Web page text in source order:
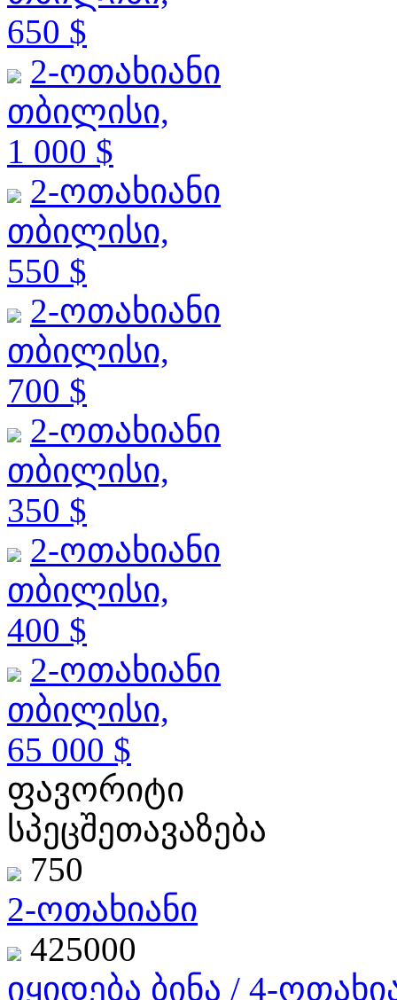
650 $
2-ოთახიანი
თბილისი,
1 000 $
2-ოთახიანი
თბილისი,
550 $
2-ოთახიანი
თბილისი,
700 $
2-ოთახიანი
თბილისი,
350 $
2-ოთახიანი
თბილისი,
400 $
2-ოთახიანი
თბილისი,
65 000 $
ფავორიტი
სპეცშეთავაზება
750
2-ოთახიანი
425000
იყიდება ბინა / 4-